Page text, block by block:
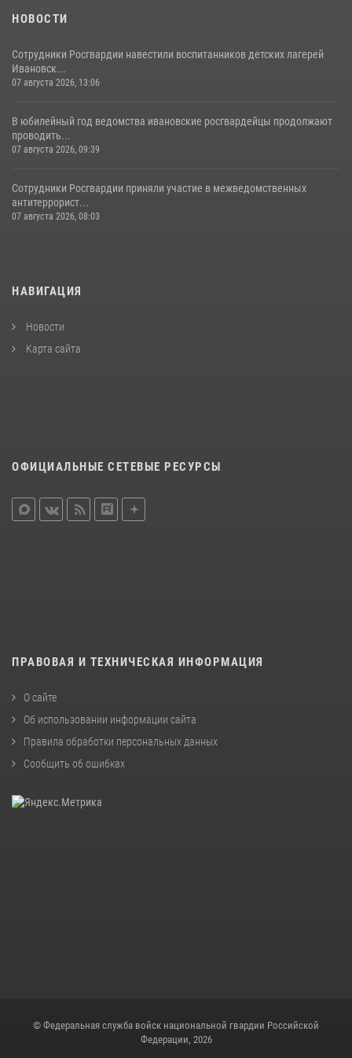
НОВОСТИ
Сотрудники Росгвардии навестили воспитанников детских лагерей
Ивановск...
07 августа 2026, 13:06
В юбилейный год ведомства ивановские росгвардейцы продолжают
проводить...
07 августа 2026, 09:39
Сотрудники Росгвардии приняли участие в межведомственных
антитеррорист...
07 августа 2026, 08:03
НАВИГАЦИЯ
Новости
Карта сайта
ОФИЦИАЛЬНЫЕ СЕТЕВЫЕ РЕСУРСЫ
ПРАВОВАЯ И ТЕХНИЧЕСКАЯ ИНФОРМАЦИЯ
О сайте
Об использовании информации сайта
Правила обработки персональных данных
Сообщить об ошибках
© Федеральная служба войск национальной гвардии Российской
Федерации, 2026